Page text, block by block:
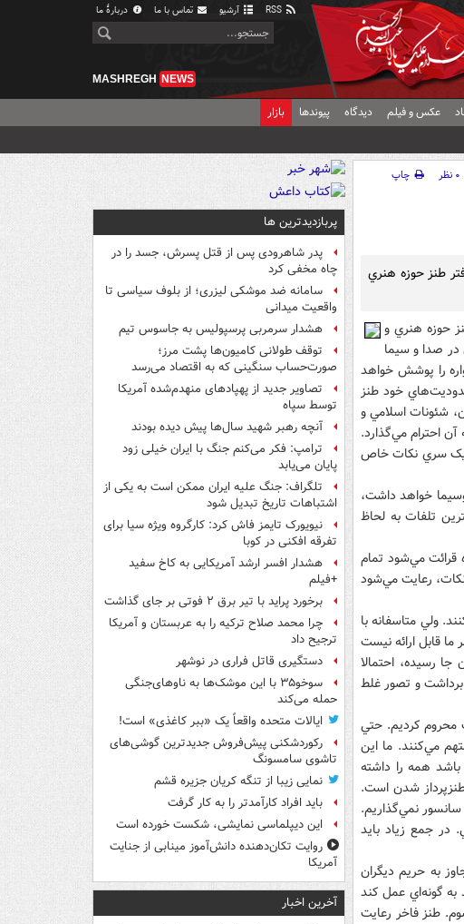
آرشیو تماس با ما دربارهٔ ما
MASHREGH NEWS
عکس و فیلم دیدگاه پیوندها بازار
۰ نظر
چاپ
طنز حوزه هنري
حوزه هنري و
در صدا و سيما
را پوشش خواهد
خود طنز
شئونات اسلامي و
احترام مي‌گذارد.
يک سري نکات خاص
خواهد داشت،
تلفات به لحاظ
قرائت مي‌شود تمام
رعايت مي‌شود
ولي متاسفانه با
قابل ارائه نيست
رسيده، احتمالا
و تصور غلط
کرديم. حتي
مي‌کنند. ما اين
باشد همه را داشته
شدن است.
نمي‌گذاريم.
در جمع زياد بايد
به حريم ديگران
گونه‌اي عمل کند
طنز فاخر رعايت
پربازدیدترین ها
پدر شاهرودی پس از قتل پسرش، جسد را در
چاه مخفی کرد
سامانه ضد موشکی لیزری؛ از بلوف سیاسی تا
واقعیت میدانی
هشدار سرمربی پرسپولیس به جاسوس تیم
توقف طولانی کامیون‌ها پشت مرز؛
صورت‌حساب سنگینی که به اقتصاد می‌رسد
تصاویر جدید از پهپادهای منهدم‌شده آمریکا
توسط سپاه
آنچه رهبر شهید سال‌ها پیش دیده بودند
ترامپ: فکر می‌کنم جنگ با ایران خیلی زود
پایان می‌یابد
تلگراف: جنگ علیه ایران ممکن است به یکی از
اشتباهات تاریخ تبدیل شود
نیویورک تایمز فاش کرد: کارگروه ویژه سیا برای
تفرقه افکنی در کوبا
هشدار افسر ارشد آمریکایی به کاخ سفید
+فیلم
برخورد پراید با تیر برق ۲ فوتی بر جای گذاشت
چرا محمد صلاح ترکیه را به عربستان و آمریکا
ترجیح داد
دستگیری قاتل فراری در نوشهر
سوخو۳۵ با این موشک‌ها به ناوهای‌جنگی
حمله می‌کند
ایالات متحده واقعاً یک «ببر کاغذی» است!
رکوردشکنی پیش‌فروش جدیدترین گوشی‌های
تاشوی سامسونگ
نمایی زیبا از تنگه کریان جزیره قشم
باید افراد کارآمدتر را به کار گرفت
این دیپلماسی نمایشی، شکست خورده است
روایت تکان‌دهنده دانش‌آموز مینابی از جنایت
آمریکا
آخرین اخبار